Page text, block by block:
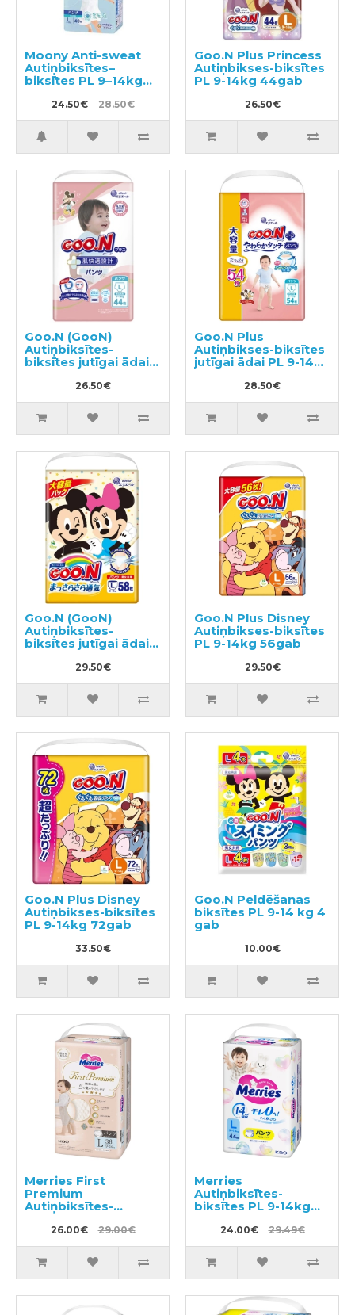
Moony Anti-sweat
Autiņbiksītes–
biksītes PL 9–14kg
24.50€ 28.50€
Goo.N Plus Princess
Autiņbikses-biksītes
PL 9-14kg 44gab
26.50€
Goo.N (GooN)
Autiņbiksītes-
biksītes jutīgai ādai
26.50€
Goo.N Plus
Autiņbikses-biksītes
jutīgai ādai PL 9-14kg
28.50€
Goo.N (GooN)
Autiņbiksītes-
biksītes jutīgai ādai
29.50€
Goo.N Plus Disney
Autiņbikses-biksītes
PL 9-14kg 56gab
29.50€
Goo.N Plus Disney
Autiņbikses-biksītes
PL 9-14kg 72gab
33.50€
Goo.N Peldēšanas
biksītes PL 9-14 kg 4
gab
10.00€
Merries First
Premium
Autiņbiksītes-
biksītes PL 9-14kg
36gab26.00€ 29.00€
Merries
Autiņbiksītes-
biksītes PL 9-14kg
24.00€ 29.49€